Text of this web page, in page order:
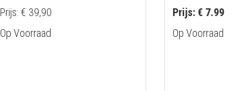
Prijs: € 39,90
Op Voorraad
Prijs: € 7.99
Op Voorraad